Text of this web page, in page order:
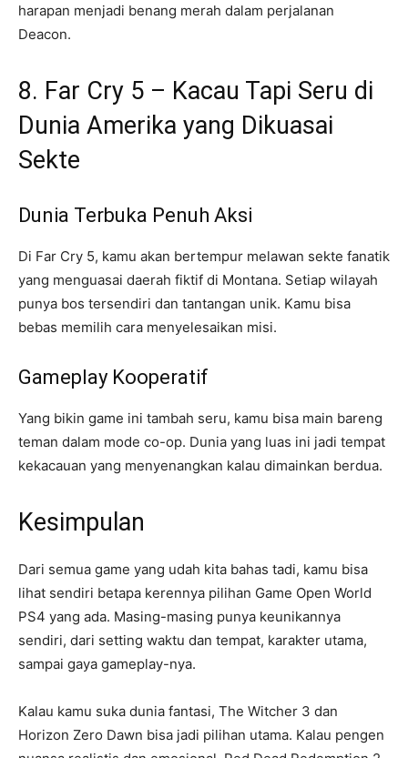
harapan menjadi benang merah dalam perjalanan
Deacon.
8. Far Cry 5 – Kacau Tapi Seru di
Dunia Amerika yang Dikuasai
Sekte
Dunia Terbuka Penuh Aksi
Di Far Cry 5, kamu akan bertempur melawan sekte fanatik
yang menguasai daerah fiktif di Montana. Setiap wilayah
punya bos tersendiri dan tantangan unik. Kamu bisa
bebas memilih cara menyelesaikan misi.
Gameplay Kooperatif
Yang bikin game ini tambah seru, kamu bisa main bareng
teman dalam mode co-op. Dunia yang luas ini jadi tempat
kekacauan yang menyenangkan kalau dimainkan berdua.
Kesimpulan
Dari semua game yang udah kita bahas tadi, kamu bisa
lihat sendiri betapa kerennya pilihan Game Open World
PS4 yang ada. Masing-masing punya keunikannya
sendiri, dari setting waktu dan tempat, karakter utama,
sampai gaya gameplay-nya.
Kalau kamu suka dunia fantasi, The Witcher 3 dan
Horizon Zero Dawn bisa jadi pilihan utama. Kalau pengen